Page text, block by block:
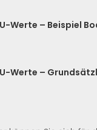
Werte – Beispiel
Werte –